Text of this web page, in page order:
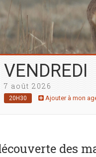
VENDREDI
7 août 2026
20H30 Ajouter à mon
des